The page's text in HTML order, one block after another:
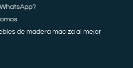
de madera maciza al mejor